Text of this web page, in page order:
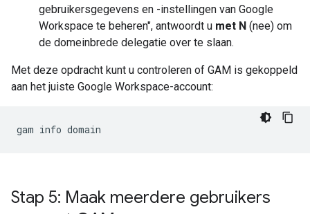
gebruikersgegevens en -instellingen van Google
Workspace te beheren", antwoordt u met N (nee) om
de domeinbrede delegatie over te slaan.
Met deze opdracht kunt u controleren of GAM is gekoppeld
aan het juiste Google Workspace-account:
Stap 5: Maak meerdere gebruikers